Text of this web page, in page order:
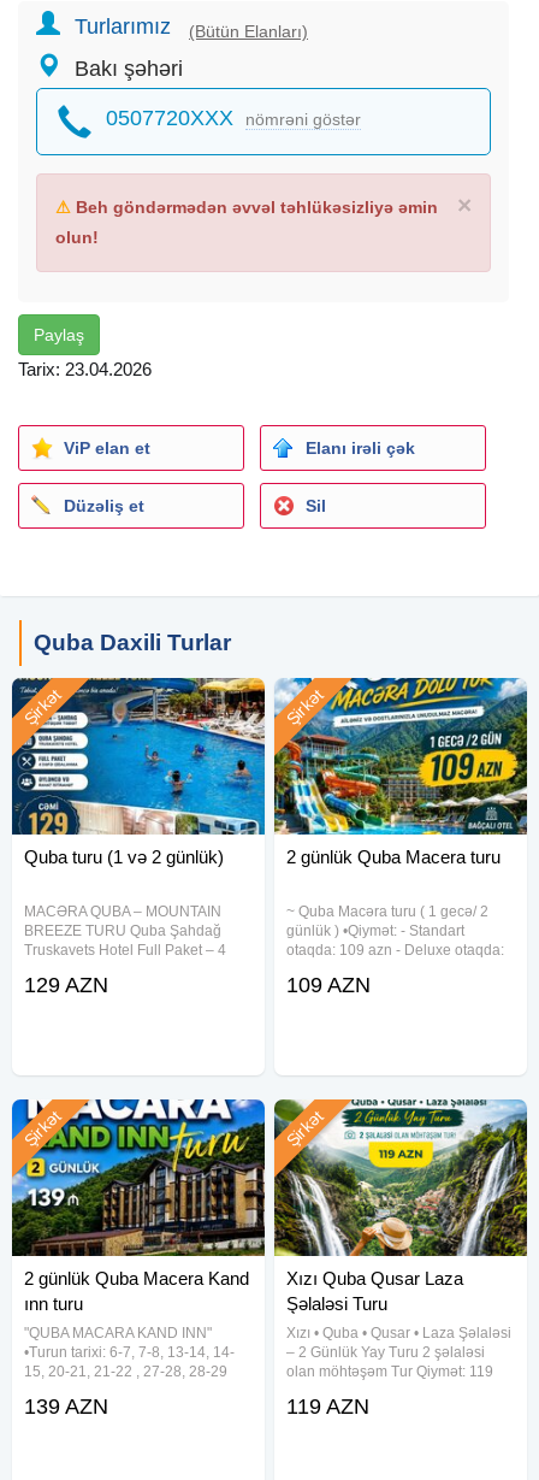
Canlı Musiqi
Əyləncələr
Peşəkar Tur rəhbəri
Otelxidmətləri:
SPA Xidmətlərindən istifadə
•Qapalı Hovuz Sauna & Spa
•Sanatoriya xidmətlərindən istifadə ( Pulsuzdur )
•Həkim qəbulu
•Duz otağı
Gəzintilər :
Quba:
Çəblibel gölü
Macera Lake Park
Qımıl qazma
Mountain Breeze
Çıxış: 07:00
Turlarımız (Bütün Elanları)
Bakı şəhəri
0507720XXX nömrəni göstər
×
⚠ Beh göndərmədən əvvəl təhlükəsizliyə əmin
olun!
Paylaş
Tarix: 23.04.2026
ViP elan et Elanı irəli çək
Düzəliş et Sil
Quba Daxili Turlar
Quba turu (1 və 2 günlük)
MACƏRA QUBA – MOUNTAIN
BREEZE TURU Quba Şahdağ
Truskavets Hotel Full Paket – 4
günlük: Quba Təngəaltı 25azn
Şirkət
129 AZN
2 günlük Quba Macera turu
~ Quba Macəra turu ( 1 gecə/ 2
günlük ) •Qiymət: - Standart
otaqda: 109 azn - Deluxe otaqda:
12-13, 15-16, 19-20, 22-23, 26-27,
Şirkət
109 AZN
2 günlük Quba Macera Kand
ınn turu
"QUBA MACARA KAND INN"
•Turun tarixi: 6-7, 7-8, 13-14, 14-
15, 20-21, 21-22 , 27-28, 28-29
Lake Park - Kand Inn - Təngəaltı
Şirkət
139 AZN
Xızı Quba Qusar Laza
Şəlaləsi Turu
Xızı • Quba • Qusar • Laza Şəlaləsi
– 2 Günlük Yay Turu 2 şəlaləsi
olan möhtəşəm Tur Qiymət: 119
22–23, 29–30 Avqust Tur proqramı
Şirkət
119 AZN